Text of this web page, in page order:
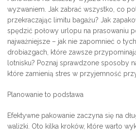
wyzwaniem. Jak zabrać wszystko, co
przekraczając limitu bagażu? Jak
spędzić połowy urlopu na prasowaniu
najważniejsze – jak nie zapomnieć o
drobiazgach, które zawsze
lotnisku? Poznaj sprawdzone sposoby
które zamienią stres w przyjemność
Planowanie to podstawa
Efektywne pakowanie zaczyna się na
walizki. Oto kilka kroków, które warto